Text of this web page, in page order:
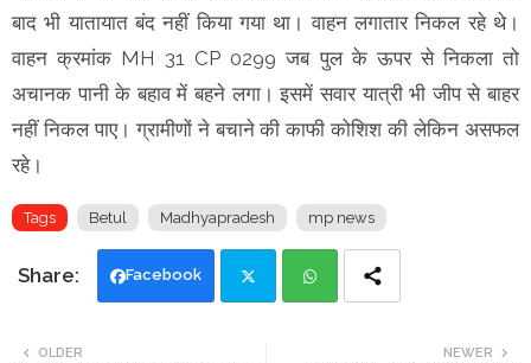
बाद भी यातायात बंद नहीं किया गया था। वाहन लगातार निकल रहे थे।
वाहन क्रमांक MH 31 CP 0299 जब पुल के ऊपर से निकला तो
अचानक पानी के बहाव में बहने लगा। इसमें सवार यात्री भी जीप से बाहर
नहीं निकल पाए। ग्रामीणों ने बचाने की काफी कोशिश की लेकिन असफल
रहे।
Tags Betul Madhyapradesh mp news
Facebook
NEWER
OLDER